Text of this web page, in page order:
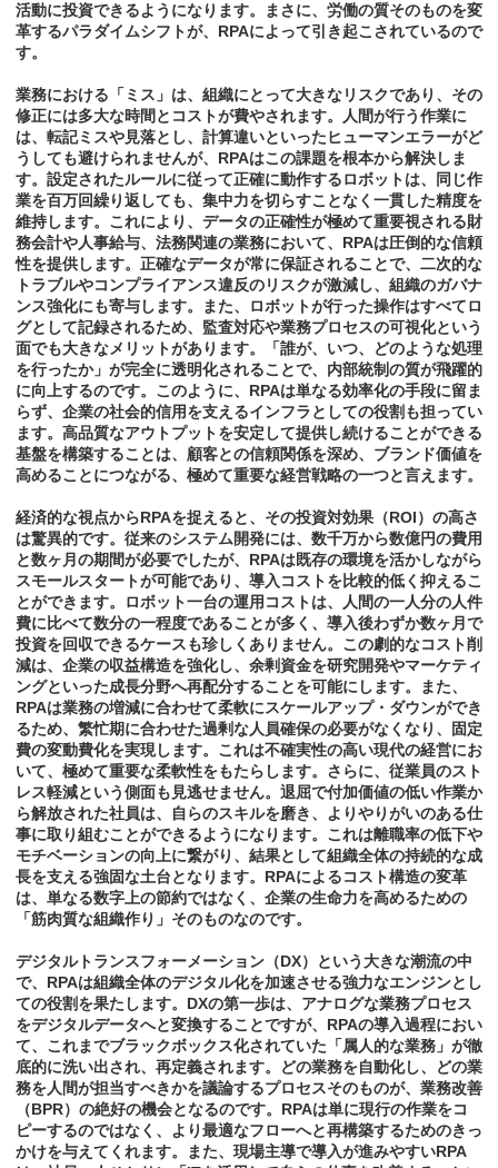
活動に投資できるようになります。まさに、労働の質そのものを変
革するパラダイムシフトが、RPAによって引き起こされているので
す。
業務における「ミス」は、組織にとって大きなリスクであり、その
修正には多大な時間とコストが費やされます。人間が行う作業に
は、転記ミスや見落とし、計算違いといったヒューマンエラーがど
うしても避けられませんが、RPAはこの課題を根本から解決しま
す。設定されたルールに従って正確に動作するロボットは、同じ作
業を百万回繰り返しても、集中力を切らすことなく一貫した精度を
維持します。これにより、データの正確性が極めて重要視される財
務会計や人事給与、法務関連の業務において、RPAは圧倒的な信頼
性を提供します。正確なデータが常に保証されることで、二次的な
トラブルやコンプライアンス違反のリスクが激減し、組織のガバナ
ンス強化にも寄与します。また、ロボットが行った操作はすべてロ
グとして記録されるため、監査対応や業務プロセスの可視化という
面でも大きなメリットがあります。「誰が、いつ、どのような処理
を行ったか」が完全に透明化されることで、内部統制の質が飛躍的
に向上するのです。このように、RPAは単なる効率化の手段に留ま
らず、企業の社会的信用を支えるインフラとしての役割も担ってい
ます。高品質なアウトプットを安定して提供し続けることができる
基盤を構築することは、顧客との信頼関係を深め、ブランド価値を
高めることにつながる、極めて重要な経営戦略の一つと言えます。
経済的な視点からRPAを捉えると、その投資対効果（ROI）の高さ
は驚異的です。従来のシステム開発には、数千万から数億円の費用
と数ヶ月の期間が必要でしたが、RPAは既存の環境を活かしながら
スモールスタートが可能であり、導入コストを比較的低く抑えるこ
とができます。ロボット一台の運用コストは、人間の一人分の人件
費に比べて数分の一程度であることが多く、導入後わずか数ヶ月で
投資を回収できるケースも珍しくありません。この劇的なコスト削
減は、企業の収益構造を強化し、余剰資金を研究開発やマーケティ
ングといった成長分野へ再配分することを可能にします。また、
RPAは業務の増減に合わせて柔軟にスケールアップ・ダウンができ
るため、繁忙期に合わせた過剰な人員確保の必要がなくなり、固定
費の変動費化を実現します。これは不確実性の高い現代の経営にお
いて、極めて重要な柔軟性をもたらします。さらに、従業員のスト
レス軽減という側面も見逃せません。退屈で付加価値の低い作業か
ら解放された社員は、自らのスキルを磨き、よりやりがいのある仕
事に取り組むことができるようになります。これは離職率の低下や
モチベーションの向上に繋がり、結果として組織全体の持続的な成
長を支える強固な土台となります。RPAによるコスト構造の変革
は、単なる数字上の節約ではなく、企業の生命力を高めるための
「筋肉質な組織作り」そのものなのです。
デジタルトランスフォーメーション（DX）という大きな潮流の中
で、RPAは組織全体のデジタル化を加速させる強力なエンジンとし
ての役割を果たします。DXの第一歩は、アナログな業務プロセス
をデジタルデータへと変換することですが、RPAの導入過程におい
て、これまでブラックボックス化されていた「属人的な業務」が徹
底的に洗い出され、再定義されます。どの業務を自動化し、どの業
務を人間が担当すべきかを議論するプロセスそのものが、業務改善
（BPR）の絶好の機会となるのです。RPAは単に現行の作業をコ
ピーするのではなく、より最適なフローへと再構築するためのきっ
かけを与えてくれます。また、現場主導で導入が進みやすいRPA